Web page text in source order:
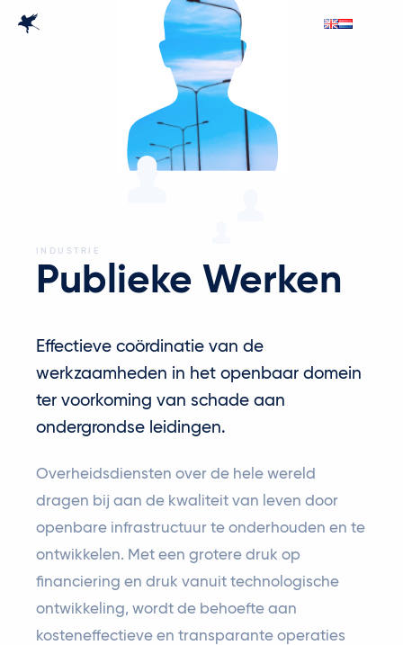
INDUSTRIE
Publieke Werken
Effectieve coördinatie van de
werkzaamheden in het openbaar domein
ter voorkoming van schade aan
ondergrondse leidingen.
Overheidsdiensten over de hele wereld
dragen bij aan de kwaliteit van leven door
openbare infrastructuur te onderhouden en te
ontwikkelen. Met een grotere druk op
financiering en druk vanuit technologische
ontwikkeling, wordt de behoefte aan
kosteneffectieve en transparante operaties